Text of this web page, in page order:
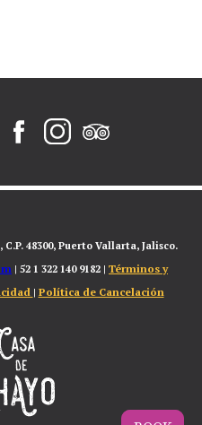
48300, Puerto Vallarta, Jalisco.
| 52 1 322 140 9182 | Términos y
| Política de Cancelación